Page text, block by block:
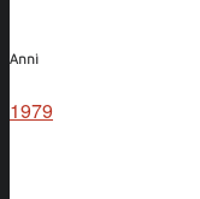
Anni
1979